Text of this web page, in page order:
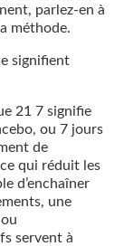
parlez-en à
méthode.
signifient
21 7 signifie
ou 7 jours
de
qui réduit les
d’enchaîner
une
servent à